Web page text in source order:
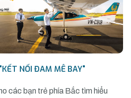
NỐI ĐAM MÊ BAY"
các bạn trẻ phía Bắc tìm hiểu